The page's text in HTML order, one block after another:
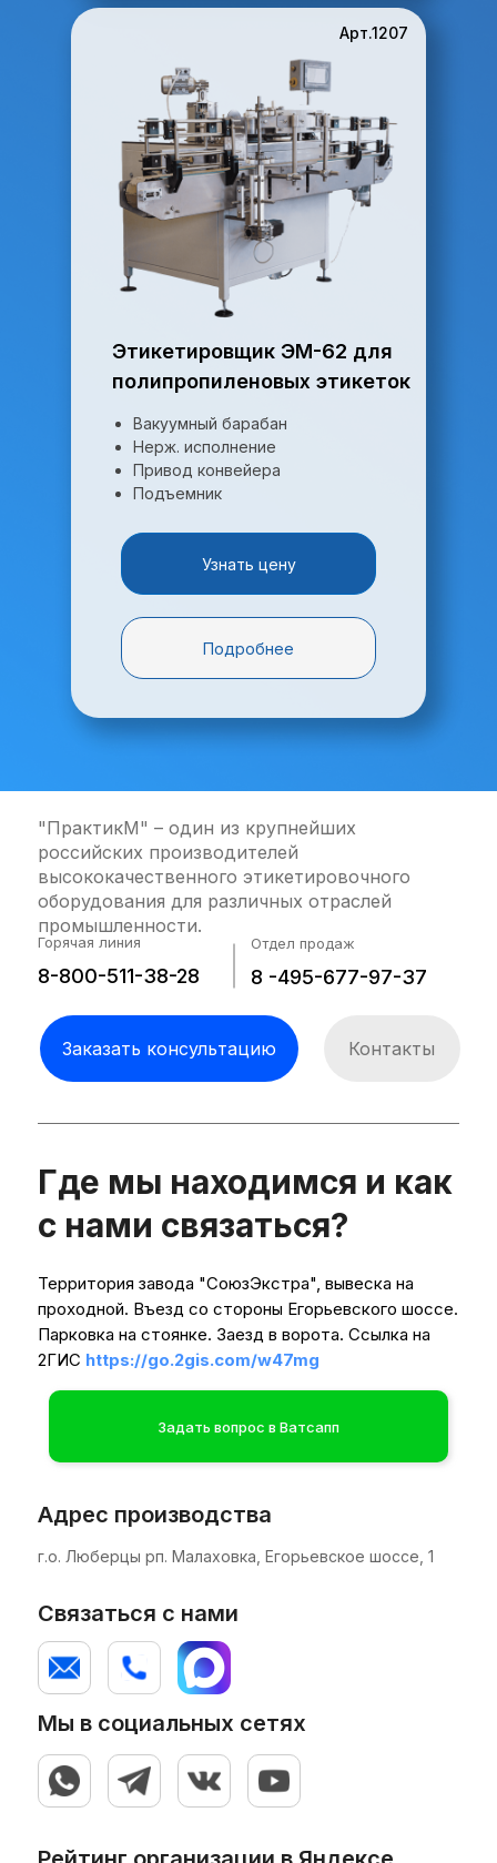
Арт.1207
Этикетировщик ЭМ-62 для
полипропиленовых этикеток
Вакуумный барабан
Нерж. исполнение
Привод конвейера
Подъемник
Узнать цену
Подробнее
Заказать консультацию Контакты
"ПрактикМ" – один из крупнейших
российских производителей
высококачественного этикетировочного
оборудования для различных отраслей
промышленности.
Горячая линия Отдел продаж
8-800-511-38-28 8 -495-677-97-37
Территория завода "СоюзЭкстра", вывеска на
проходной. Въезд со стороны Егорьевского шоссе.
Парковка на стоянке. Заезд в ворота. Ссылка на
2ГИС https://go.2gis.com/w47mg
Где мы находимся и как
с нами связаться?
Мы в социальных сетях
Связаться с нами
г.о. Люберцы рп. Малаховка, Егорьевское шоссе, 1
Адрес производства
Задать вопрос в Ватсапп